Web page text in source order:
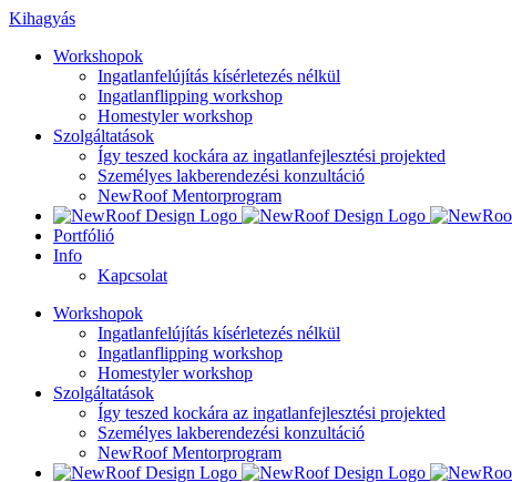
Kihagyás
Workshopok
Ingatlanfelújítás kísérletezés nélkül
Ingatlanflipping workshop
Homestyler workshop
Szolgáltatások
Így teszed kockára az ingatlanfejlesztési projekted
Személyes lakberendezési konzultáció
NewRoof Mentorprogram
Portfólió
Info
Kapcsolat
Workshopok
Ingatlanfelújítás kísérletezés nélkül
Ingatlanflipping workshop
Homestyler workshop
Szolgáltatások
Így teszed kockára az ingatlanfejlesztési projekted
Személyes lakberendezési konzultáció
NewRoof Mentorprogram